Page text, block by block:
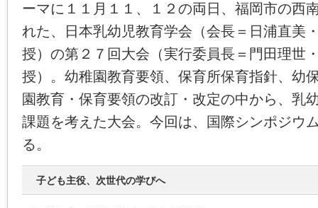
ーマに１１月１１、１２の両日、福岡市の西
れた、日本乳幼児教育学会（会長＝日浦直美
授）の第２７回大会（実行委員長＝門田理世
授）。幼稚園教育要領、保育所保育指針、幼
園教育・保育要領の改訂・改定の中から、乳
課題を考えた大会。今回は、国際シンポジウ
る。
子ども主役、次世代の学びへ